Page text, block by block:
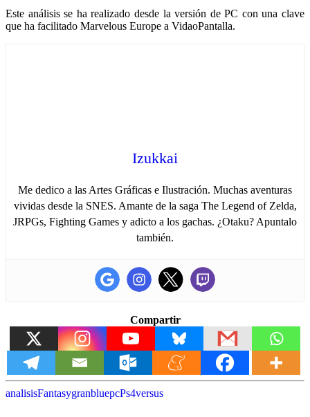
Este análisis se ha realizado desde la versión de PC con una clave
que ha facilitado Marvelous Europe a VidaoPantalla.
Izukkai
Me dedico a las Artes Gráficas e Ilustración. Muchas aventuras
vividas desde la SNES. Amante de la saga The Legend of Zelda,
JRPGs, Fighting Games y adicto a los gachas. ¿Otaku? Apuntalo
también.
Compartir
analisisFantasygranbluepcPs4versus